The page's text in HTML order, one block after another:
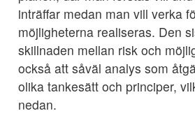
inträffar medan man vill verka
möjligheterna realiseras. Den
skillnaden mellan risk och
också att såväl analys som
olika tankesätt och principer,
nedan.